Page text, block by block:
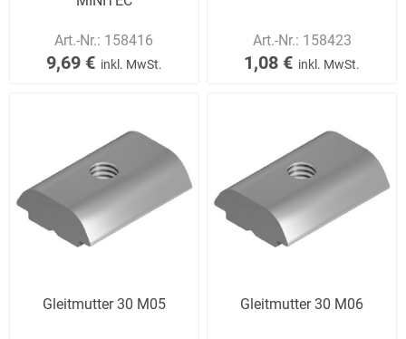
Art.-Nr.: 158416
9,69 € inkl. MwSt.
Art.-Nr.: 158423
1,08 € inkl. MwSt.
Gleitmutter 30 M05 Gleitmutter 30 M06